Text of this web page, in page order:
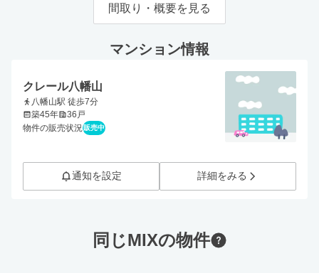
間取り・概要を見る
マンション情報
クレール八幡山
八幡山駅 徒歩7分
築45年
36戸
物件の販売状況 販売中
通知を設定 詳細をみる
同じMIXの物件